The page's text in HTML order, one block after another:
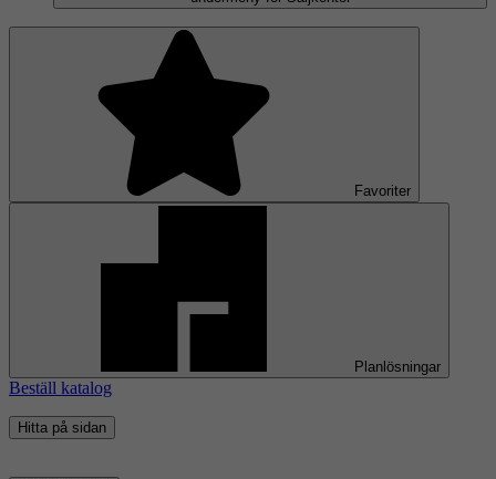
Favoriter
Planlösningar
Beställ katalog
Hitta på sidan